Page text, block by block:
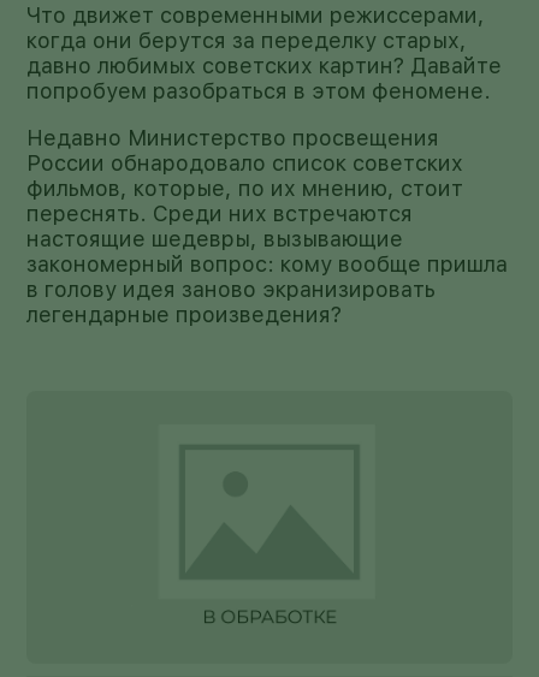
Что движет современными режиссерами,
когда они берутся за переделку старых,
давно любимых советских картин? Давайте
попробуем разобраться в этом феномене.
Недавно Министерство просвещения
России обнародовало список советских
фильмов, которые, по их мнению, стоит
переснять. Среди них встречаются
настоящие шедевры, вызывающие
закономерный вопрос: кому вообще пришла
в голову идея заново экранизировать
легендарные произведения?